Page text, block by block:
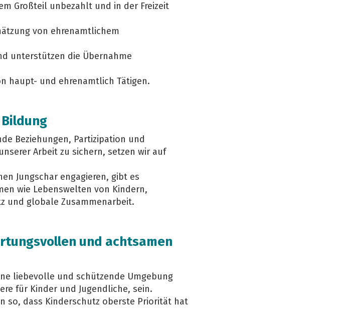
Großteil unbezahlt und in der Freizeit
von ehrenamtlichem
unterstützen die Übernahme
haupt- und ehrenamtlich Tätigen.
Beziehungen, Partizipation und
Arbeit zu sichern, setzen wir auf
Jungschar engagieren, gibt es
wie Lebenswelten von Kindern,
und globale Zusammenarbeit.
und achtsamen
liebevolle und schützende Umgebung
für Kinder und Jugendliche, sein.
so, dass Kinderschutz oberste Priorität hat